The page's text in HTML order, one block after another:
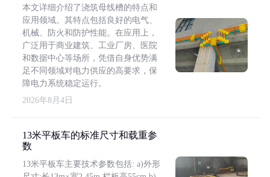
本文详细介绍了浇筑母线槽的特点和
应用领域。其特点包括良好的电气、
机械、防火和防护性能。在应用上，
广泛用于商业建筑、工业厂房、医院
和数据中心等场所，凭借自身优势满
足不同领域对电力供应的高要求，保
障电力系统稳定运行。
2026年8月4日
13米平板车的标准尺寸和载重参
数
13米平板车主要技术参数包括: a)外形